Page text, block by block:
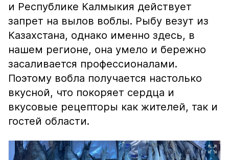
и Республике Калмыкия действует
запрет на вылов воблы. Рыбу везут из
Казахстана, однако именно здесь, в
нашем регионе, она умело и бережно
засаливается профессионалами.
Поэтому вобла получается настолько
вкусной, что покоряет сердца и
вкусовые рецепторы как жителей, так и
гостей области.